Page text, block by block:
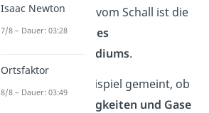
Geschwindigkeit vom Schall ist die
Beschaffenheit des
Ausbreitungsmediums.
Damit ist zum Beispiel gemeint, ob
Flüssigkeiten und Gase
Isaac Newton
7/8 – Dauer: 03:28
Ortsfaktor
8/8 – Dauer: 03:49